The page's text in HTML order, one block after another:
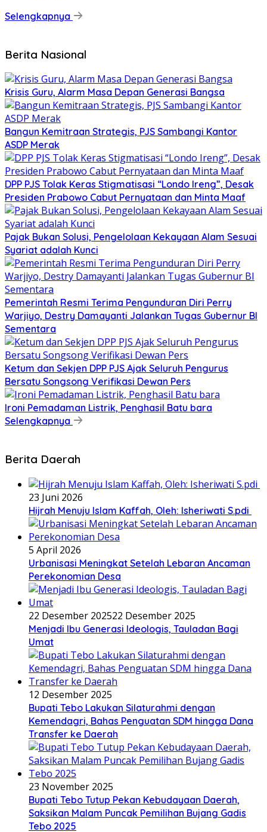
Selengkapnya
Berita Nasional
Krisis Guru, Alarm Masa Depan Generasi Bangsa
Bangun Kemitraan Strategis, PJS Sambangi Kantor
ASDP Merak
DPP PJS Tolak Keras Stigmatisasi “Londo Ireng”, Desak
Presiden Prabowo Cabut Pernyataan dan Minta Maaf
Pajak Bukan Solusi, Pengelolaan Kekayaan Alam Sesuai
Syariat adalah Kunci
Pemerintah Resmi Terima Pengunduran Diri Perry
Warjiyo, Destry Damayanti Jalankan Tugas Gubernur BI
Sementara
Ketum dan Sekjen DPP PJS Ajak Seluruh Pengurus
Bersatu Songsong Verifikasi Dewan Pers
Ironi Pemadaman Listrik, Penghasil Batu bara
Selengkapnya
Berita Daerah
23 Juni 2026
Hijrah Menuju Islam Kaffah, Oleh: Isheriwati S.pdi
5 April 2026
Urbanisasi Meningkat Setelah Lebaran Ancaman
Perekonomian Desa
22 Desember 202522 Desember 2025
Menjadi Ibu Generasi Ideologis, Tauladan Bagi
Umat
12 Desember 2025
Bupati Tebo Lakukan Silaturahmi dengan
Kemendagri, Bahas Penguatan SDM hingga Dana
Transfer ke Daerah
23 November 2025
Bupati Tebo Tutup Pekan Kebudayaan Daerah,
Saksikan Malam Puncak Pemilihan Bujang Gadis
Tebo 2025